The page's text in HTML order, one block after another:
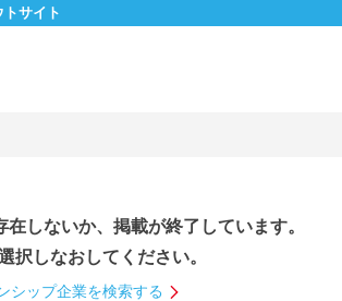
トサイト
在しないか、掲載が終了しています。
択しなおしてください。
シップ企業を検索する